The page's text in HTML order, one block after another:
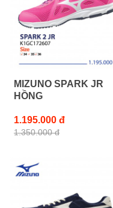
MIZUNO SPARK JR
HỒNG
1.195.000 đ
1.350.000 đ